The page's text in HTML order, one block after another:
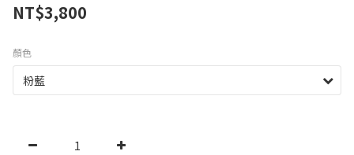
NT$3,800
顏色